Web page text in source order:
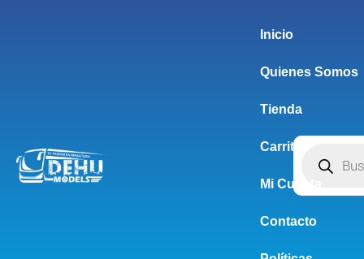
Inicio
Quienes Somos
Tienda
Carrito
Mi Cuenta
Contacto